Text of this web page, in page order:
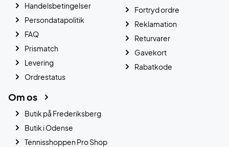
Handelsbetingelser
Persondatapolitik
FAQ
Prismatch
Levering
Ordrestatus
Fortryd ordre
Reklamation
Returvarer
Gavekort
Rabatkode
Om os
Butik på Frederiksberg
Butik i Odense
Tennisshoppen Pro Shop